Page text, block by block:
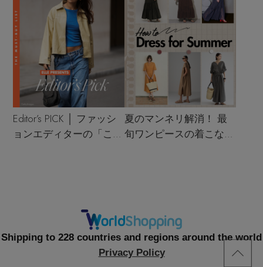
Editor’s PICK │ ファッシ
ョンエディターの「これ
夏のマンネリ解消！ 最
旬ワンピースの着こなし
Shipping to 228 countries and regions around the world
Privacy Policy